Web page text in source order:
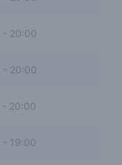
- 20:00
20:00
- 20:00
19:00